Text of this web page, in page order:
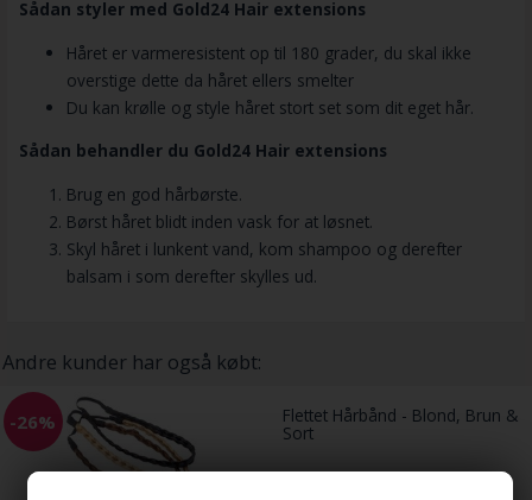
Sådan styler med Gold24 Hair extensions
Håret er varmeresistent op til 180 grader, du skal ikke
overstige dette da håret ellers smelter
Du kan krølle og style håret stort set som dit eget hår.
Sådan behandler du Gold24 Hair extensions
Brug en god hårbørste.
Børst håret blidt inden vask for at løsnet.
Skyl håret i lunkent vand, kom shampoo og derefter
balsam i som derefter skylles ud.
Andre kunder har også købt:
-26% Flettet Hårbånd - Blond, Brun &
Sort